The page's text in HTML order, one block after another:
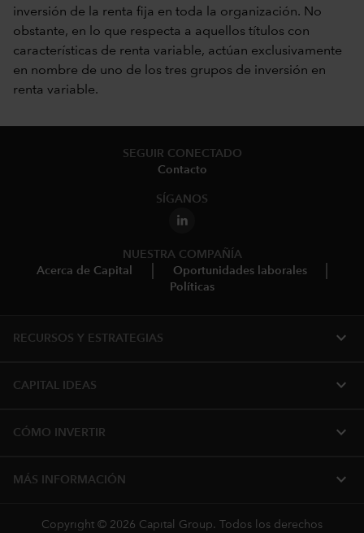
inversión de la renta fija en toda la organización. No
obstante, en lo que respecta a aquellos títulos con
características de renta variable, actúan exclusivamente
en nombre de uno de los tres grupos de inversión en
renta variable.
SEGUIR CONECTADO
Contacto
SÍGANOS
NUESTRA COMPAÑÍA
Acerca de Capital
Oportunidades laborales
Políticas
RECURSOS Y ESTRATEGIAS expand_more
CAPITAL IDEAS expand_more
CÓMO INVERTIR expand_more
MÁS INFORMACIÓN expand_more
Copyright © 2026 Capital Group. Todos los derechos